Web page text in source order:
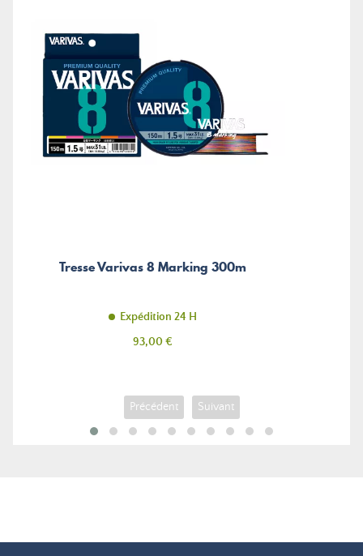
Tresse Varivas 8 Marking 300m
Expédition 24 H
Prix
93,00 €
Précédent Suivant